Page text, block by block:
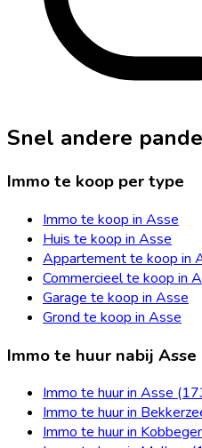
Snel andere
Immo te koop per type
Immo te koop in Asse
Huis te koop in Asse
Appartement te koop in
Commercieel te koop in
Garage te koop in Asse
Grond te koop in Asse
Immo te huur nabij Asse
Immo te huur in Asse
Immo te huur in
Immo te huur in